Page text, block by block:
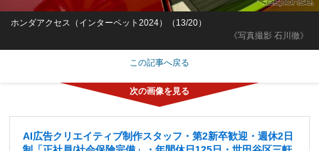
《写真撮影 石川徹》
ホンダアクセス（インターペット2024）（13/20）
この記事へ戻る
AI広告クリエイティブ制作スタッフ・第2新卒歓迎・週休2日